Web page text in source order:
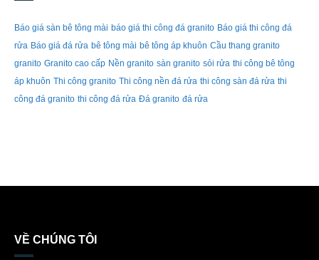
Báo giá sàn bê tông mài báo giá thi công đá granito Báo giá thi công đá
rửa Báo giá đá rửa bê tông mài bê tông áp khuôn Cầu thang granito
granito Granito cao cấp Nền granito sàn granito sỏi rửa thi công bê tông
áp khuôn Thi công granito Thi công nền đá rửa thi công sàn đá rửa thi
công đá granito thi công đá rửa Đá granito đá rửa
VỀ CHÚNG TÔI